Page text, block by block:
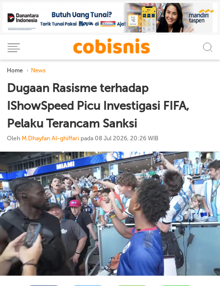
Home News
Dugaan Rasisme terhadap
IShowSpeed Picu Investigasi FIFA,
Pelaku Terancam Sanksi
Oleh M.Dhayfan Al-ghiffari pada 08 Jul 2026, 20:26 WIB